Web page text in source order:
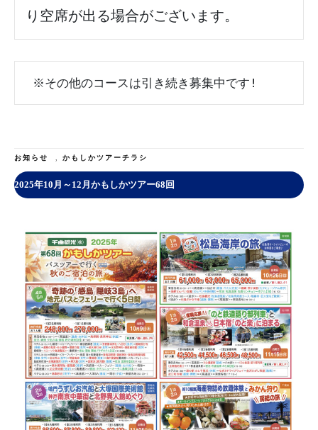
り空席が出る場合がございます。
※その他のコースは引き続き募集中です!
お知らせ かもしかツアーチラシ
2025年10月～12月かもしかツアー68回